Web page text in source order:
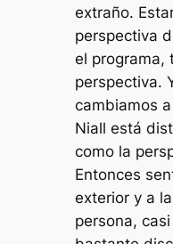
extraño.
perspectiva
el programa,
perspectiva.
cambiamos
Niall está
como la
Entonces
exterior y a
persona,